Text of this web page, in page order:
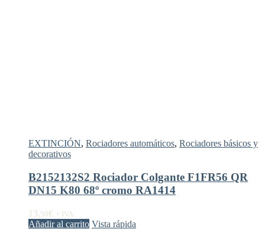
EXTINCIÓN, Rociadores automáticos, Rociadores básicos y
decorativos
B2152132S2 Rociador Colgante F1FR56 QR
DN15 K80 68º cromo RA1414
13,50€ + IVA
Añadir al carrito Vista rápida